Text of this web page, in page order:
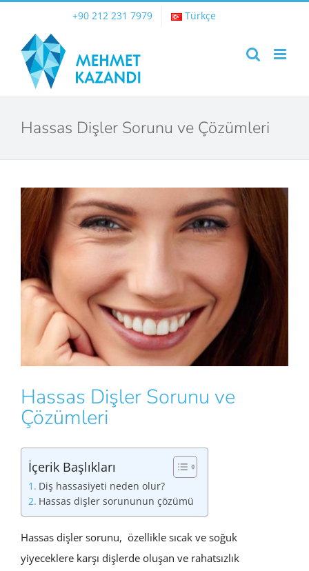
content
+90 212 231 7979 Türkçe
Hassas Dişler Sorunu ve Çözümleri
Hassas Dişler Sorunu ve
Çözümleri
İçerik Başlıkları
Diş hassasiyeti neden olur?
Hassas dişler sorununun çözümü
Hassas dişler sorunu, özellikle sıcak ve soğuk
yiyeceklere karşı dişlerde oluşan ve rahatsızlık